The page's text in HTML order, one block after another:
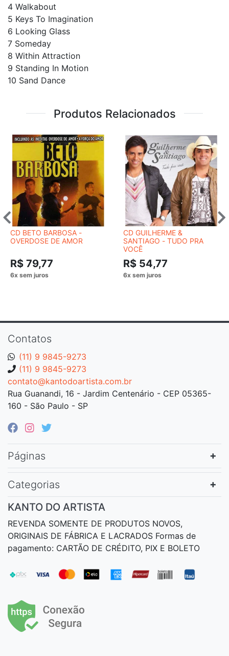
4 Walkabout
5 Keys To Imagination
6 Looking Glass
7 Someday
8 Within Attraction
9 Standing In Motion
10 Sand Dance
Produtos Relacionados
CD BETO BARBOSA -
OVERDOSE DE AMOR
R$ 79,77
CD GUILHERME &
SANTIAGO - TUDO PRA
VOCÊ
R$ 54,77
Contatos
(11) 9 9845-9273
(11) 9 9845-9273
contato@kantodoartista.com.br
Rua Guanandi, 16 - Jardim Centenário - CEP 05365-
160 - São Paulo - SP
Páginas
Categorias
KANTO DO ARTISTA
REVENDA SOMENTE DE PRODUTOS NOVOS,
ORIGINAIS DE FÁBRICA E LACRADOS Formas de
pagamento: CARTÃO DE CRÉDITO, PIX E BOLETO